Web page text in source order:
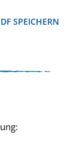
SPEICHERN